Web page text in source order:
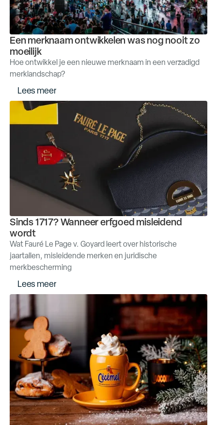
Een merknaam ontwikkelen was nog nooit zo
moeilijk
Hoe ontwikkel je een nieuwe merknaam in een verzadigd
merklandschap?
Lees meer
Sinds 1717? Wanneer erfgoed misleidend
wordt
Wat Fauré Le Page v. Goyard leert over historische
jaartallen, misleidende merken en juridische
merkbescherming
Lees meer